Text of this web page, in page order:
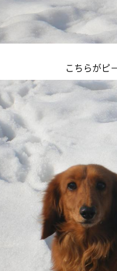
ちらがピ－ス